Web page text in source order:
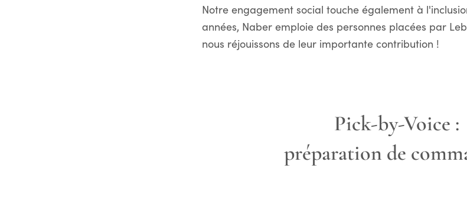
Notre engagement social touche également à
années, Naber emploie des personnes placées par
nous réjouissons de leur importante contribution !
Pick-by-Voice :
préparation de